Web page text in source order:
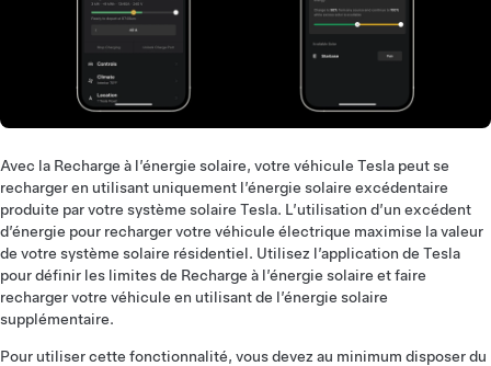
Avec la Recharge à l’énergie solaire, votre véhicule Tesla peut se
recharger en utilisant uniquement l’énergie solaire excédentaire
produite par votre système solaire Tesla. L’utilisation d’un excédent
d’énergie pour recharger votre véhicule électrique maximise la valeur
de votre système solaire résidentiel. Utilisez l’application de Tesla
pour définir les limites de Recharge à l’énergie solaire et faire
recharger votre véhicule en utilisant de l’énergie solaire
supplémentaire.
Pour utiliser cette fonctionnalité, vous devez au minimum disposer du